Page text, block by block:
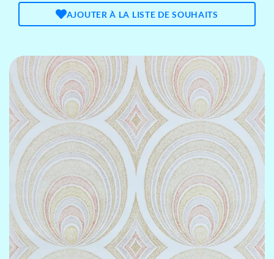
AJOUTER À LA LISTE DE SOUHAITS